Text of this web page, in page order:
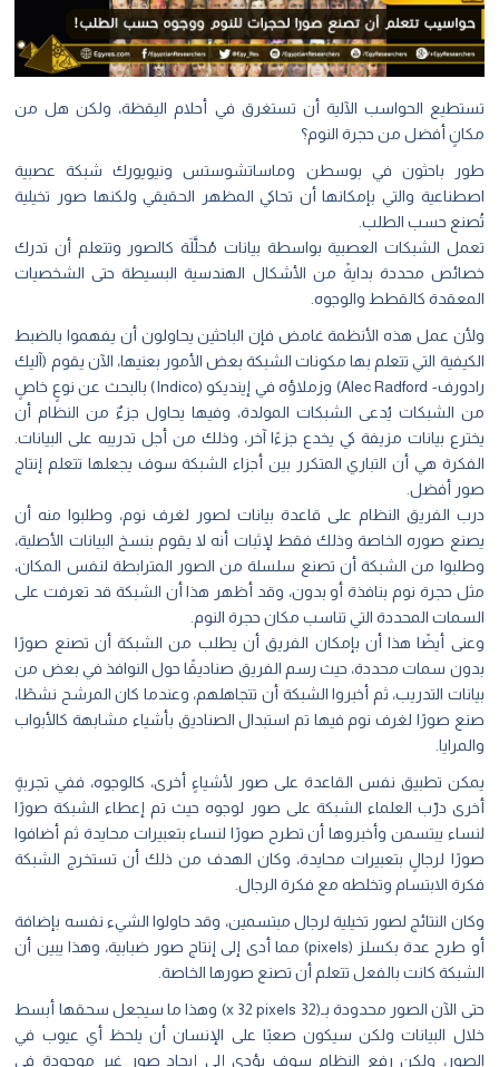
تستطيع الحواسب الآلية أن تستغرق في أحلام اليقظة، ولكن هل من
مكانٍ أفضل من حجرة النوم؟
طور باحثون في بوسطن وماساتشوستس ونيويورك شبكة عصبية
اصطناعية والتي بإمكانها أن تحاكي المظهر الحقيقي ولكنها صور تخيلية
تُصنع حسب الطلب.
تعمل الشبكات العصبية بواسطة بيانات مُحلَّلَة كالصور وتتعلم أن تدرك
خصائص محددة بدايةً من الأشكال الهندسية البسيطة حتى الشخصيات
المعقدة كالقطط والوجوه.
ولأن عمل هذه الأنظمة غامض فإن الباحثين يحاولون أن يفهموا بالضبط
الكيفية التي تتعلم بها مكونات الشبكة بعض الأمور بعنيها، الآن يقوم (آليك
رادورف- Alec Radford) وزملاؤه في إينديكو (Indico) بالبحث عن نوعٍ خاصٍ
من الشبكات يُدعى الشبكات المولدة، وفيها يحاول جزءٌ من النظام أن
يخترع بيانات مزيفة كي يخدع جزءًا آخر، وذلك من أجل تدريبه على البيانات.
الفكرة هي أن التباري المتكرر بين أجزاء الشبكة سوف يجعلها تتعلم إنتاج
صور أفضل.
درب الفريق النظام على قاعدة بيانات لصور لغرف نوم، وطلبوا منه أن
يصنع صوره الخاصة وذلك فقط لإثبات أنه لا يقوم بنسخ البيانات الأصلية،
وطلبوا من الشبكة أن تصنع سلسلة من الصور المترابطة لنفس المكان،
مثل حجرة نوم بنافذة أو بدون، وقد أظهر هذا أن الشبكة قد تعرفت على
السمات المحددة التي تناسب مكان حجرة النوم.
وعنى أيضًا هذا أن بإمكان الفريق أن يطلب من الشبكة أن تصنع صورًا
بدون سمات محددة، حيث رسم الفريق صناديقًا حول النوافذ في بعض من
بيانات التدريب، ثم أخبروا الشبكة أن تتجاهلهم، وعندما كان المرشح نشطًا،
صنع صورًا لغرف نوم فيها تم استبدال الصناديق بأشياء مشابهة كالأبواب
والمرايا.
يمكن تطبيق نفس القاعدة على صور لأشياءٍ أخرى، كالوجوه، ففي تجربةٍ
أخرى درّب العلماء الشبكة على صور لوجوه حيث تم إعطاء الشبكة صورًا
لنساء يبتسمن وأخبروها أن تطرح صورًا لنساء بتعبيرات محايدة ثم أضافوا
صورًا لرجالٍ بتعبيرات محايدة، وكان الهدف من ذلك أن تستخرج الشبكة
فكرة الابتسام وتخلطه مع فكرة الرجال.
وكان النتائج لصور تخيلية لرجال مبتسمين، وقد حاولوا الشيء نفسه بإضافة
أو طرح عدة بكسلز (pixels) مما أدى إلى إنتاج صور ضبابية، وهذا يبين أن
الشبكة كانت بالفعل تتعلم أن تصنع صورها الخاصة.
حتى الآن الصور محدودة بـ(32 x 32 pixels) وهذا ما سيجعل سحقها أبسط
خلال البيانات ولكن سيكون صعبًا على الإنسان أن يلحظ أي عيوب في
الصور، ولكن رفع النظام سوف يؤدي إلى إيجاد صور غير موجودة في